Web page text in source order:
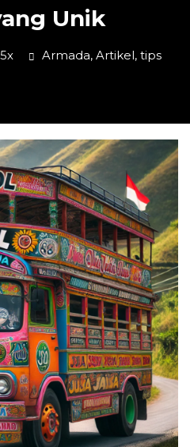
Unik
Armada, Artikel, tips